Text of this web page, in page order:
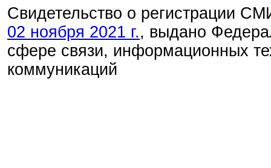
Свидетельство о регистрации
02 ноября 2021 г., выдано
сфере связи, информационных
коммуникаций